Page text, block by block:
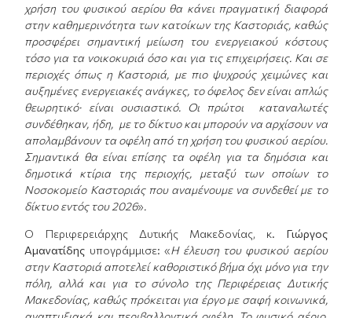
χρήση του φυσικού αερίου θα κάνει πραγματική διαφορά
στην καθημερινότητα των κατοίκων της Καστοριάς, καθώς
προσφέρει σημαντική μείωση του ενεργειακού κόστους
τόσο για τα νοικοκυριά όσο και για τις επιχειρήσεις. Και σε
περιοχές όπως η Καστοριά, με πιο ψυχρούς χειμώνες και
αυξημένες ενεργειακές ανάγκες, το όφελος δεν είναι απλώς
θεωρητικό· είναι ουσιαστικό. Οι πρώτοι καταναλωτές
συνδέθηκαν, ήδη, με το δίκτυο και μπορούν να αρχίσουν να
απολαμβάνουν τα οφέλη από τη χρήση του φυσικού αερίου.
Σημαντικά θα είναι επίσης τα οφέλη για τα δημόσια και
δημοτικά κτίρια της περιοχής, μεταξύ των οποίων το
Νοσοκομείο Καστοριάς που αναμένουμε να συνδεθεί με το
δίκτυο εντός του 2026».
Ο Περιφερειάρχης Δυτικής Μακεδονίας, κ. Γιώργος
Αμανατίδης υπογράμμισε: «Η έλευση του φυσικού αερίου
στην Καστοριάαποτελεί καθοριστικό βήμα όχι μόνο για την
πόλη, αλλά και για το σύνολο της Περιφέρειας Δυτικής
Μακεδονίας, καθώς πρόκειται για έργο με σαφή κοινωνικά,